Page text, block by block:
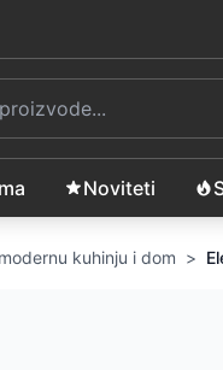
Noviteti
kuhinju i dom >